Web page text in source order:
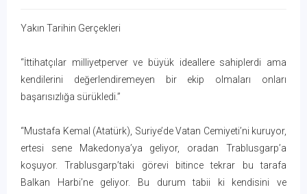
Yakın Tarihin Gerçekleri
“İttihatçılar milliyetperver ve büyük ideallere sahiplerdi ama
kendilerini değerlendiremeyen bir ekip olmaları onları
başarısızlığa sürükledi.”
“Mustafa Kemal (Atatürk), Suriye’de Vatan Cemiyeti’ni kuruyor,
ertesi sene Makedonya’ya geliyor, oradan Trablusgarp’a
koşuyor. Trablusgarp’taki görevi bitince tekrar bu tarafa
Balkan Harbi’ne geliyor. Bu durum tabii ki kendisini ve